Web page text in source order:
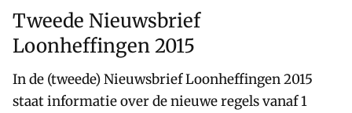
Tweede Nieuwsbrief
Loonheffingen 2015
In de (tweede) Nieuwsbrief Loonheffingen 2015
staat informatie over de nieuwe regels vanaf 1